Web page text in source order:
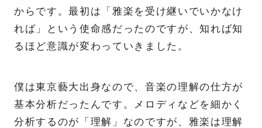
からです。最初は「雅楽を受け継いでいかなけ
れば」という使命感だったのですが、知れば知
るほど意識が変わっていきました。
僕は東京藝大出身なので、音楽の理解の仕方が
基本分析だったんです。メロディなどを細かく
分析するのが「理解」なのですが、雅楽は理解